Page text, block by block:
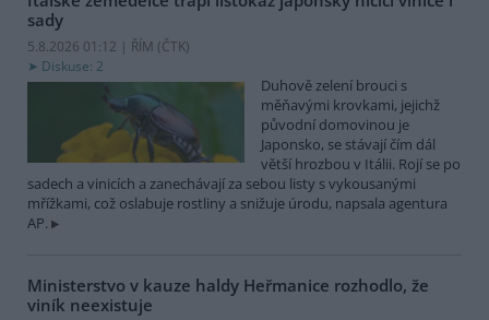
sady
5.8.2026 01:12 | ŘÍM (ČTK)
Diskuse: 2
Duhově zelení brouci s
měňavými krovkami, jejichž
původní domovinou je
Japonsko, se stávají čím dál
větší hrozbou v Itálii. Rojí se po
sadech a vinicích a zanechávají za sebou listy s vykousanými
mřížkami, což oslabuje rostliny a snižuje úrodu, napsala agentura
AP.
Ministerstvo v kauze haldy Heřmanice rozhodlo, že
viník neexistuje